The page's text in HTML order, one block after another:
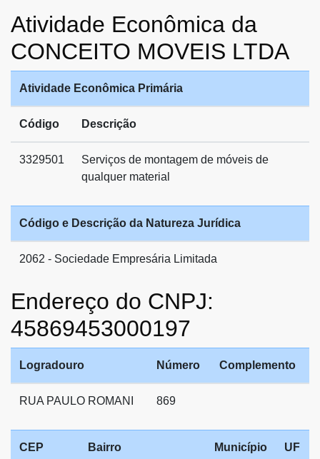
Atividade Econômica da
CONCEITO MOVEIS LTDA
Atividade Econômica Primária
Código Descrição
3329501
Serviços de montagem de móveis de
qualquer material
Código e Descrição da Natureza Jurídica
2062 - Sociedade Empresária Limitada
Endereço do CNPJ:
45869453000197
Logradouro Número Complemento
RUA PAULO ROMANI 869
CEP Bairro Município UF